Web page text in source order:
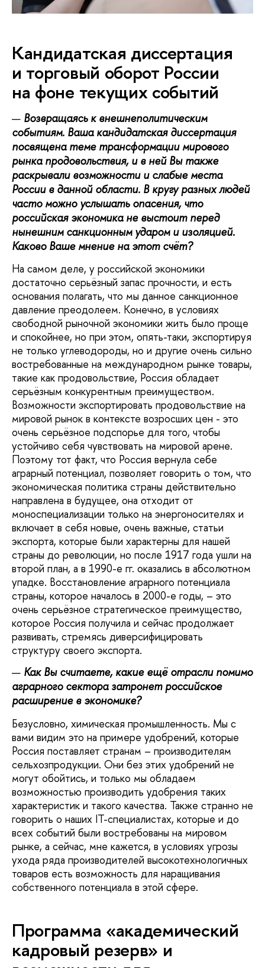
Кандидатская диссертация
и торговый оборот России
на фоне текущих событий
Возвращаясь к внешнеполитическим
событиям. Ваша кандидатская диссертация
посвящена теме трансформации мирового
рынка продовольствия, и в ней Вы также
раскрывали возможности и слабые места
России в данной области. В кругу разных людей
часто можно услышать опасения, что
российская экономика не выстоит перед
нынешним санкционным ударом и изоляцией.
Каково Ваше мнение на этот счёт?
На самом деле, у российской экономики
достаточно серьёзный запас прочности, и есть
основания полагать, что мы данное санкционное
давление преодолеем. Конечно, в условиях
свободной рыночной экономики жить было проще
и спокойнее, но при этом, опять-таки, экспортируя
не только углеводороды, но и другие очень сильно
востребованные на международном рынке товары,
такие как продовольствие, Россия обладает
серьёзным конкурентным преимуществом.
Возможности экспортировать продовольствие на
мировой рынок в контексте возросших цен - это
очень серьёзное подспорье для того, чтобы
устойчиво себя чувствовать на мировой арене.
Поэтому тот факт, что Россия вернула себе
аграрный потенциал, позволяет говорить о том, что
экономическая политика страны действительно
направлена в будущее, она отходит от
моноспециализации только на энергоносителях и
включает в себя новые, очень важные, статьи
экспорта, которые были характерны для нашей
страны до революции, но после 1917 года ушли на
второй план, а в 1990-е гг. оказались в абсолютном
упадке. Восстановление аграрного потенциала
страны, которое началось в 2000-е годы, – это
очень серьёзное стратегическое преимущество,
которое Россия получила и сейчас продолжает
развивать, стремясь диверсифицировать
структуру своего экспорта.
Как Вы считаете, какие ещё отрасли помимо
аграрного сектора затронет российское
расширение в экономике?
Безусловно, химическая промышленность. Мы с
вами видим это на примере удобрений, которые
Россия поставляет странам – производителям
сельхозпродукции. Они без этих удобрений не
могут обойтись, и только мы обладаем
возможностью производить удобрения таких
характеристик и такого качества. Также странно не
говорить о наших IT-специалистах, которые и до
всех событий были востребованы на мировом
рынке, а сейчас, мне кажется, в условиях угрозы
ухода ряда производителей высокотехнологичных
товаров есть возможность для наращивания
собственного потенциала в этой сфере.
Программа «академический
кадровый резерв» и